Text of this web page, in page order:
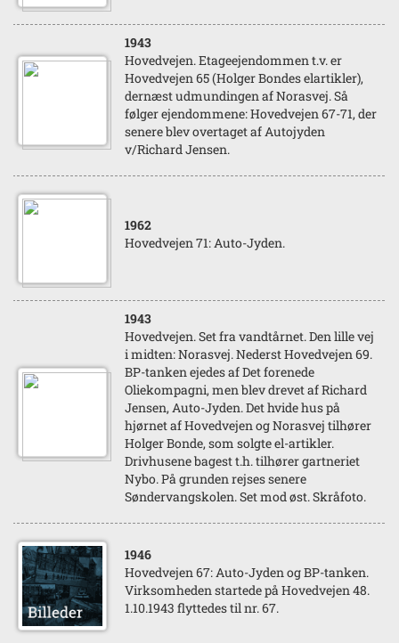
1943
Hovedvejen. Etageejendommen t.v. er
Hovedvejen 65 (Holger Bondes elartikler),
dernæst udmundingen af Norasvej. Så
følger ejendommene: Hovedvejen 67-71, der
senere blev overtaget af Autojyden
v/Richard Jensen.
1962
Hovedvejen 71: Auto-Jyden.
1943
Hovedvejen. Set fra vandtårnet. Den lille vej
i midten: Norasvej. Nederst Hovedvejen 69.
BP-tanken ejedes af Det forenede
Oliekompagni, men blev drevet af Richard
Jensen, Auto-Jyden. Det hvide hus på
hjørnet af Hovedvejen og Norasvej tilhører
Holger Bonde, som solgte el-artikler.
Drivhusene bagest t.h. tilhører gartneriet
Nybo. På grunden rejses senere
Søndervangskolen. Set mod øst. Skråfoto.
1946
Hovedvejen 67: Auto-Jyden og BP-tanken.
Virksomheden startede på Hovedvejen 48.
1.10.1943 flyttedes til nr. 67.